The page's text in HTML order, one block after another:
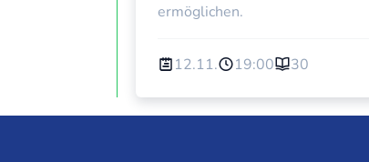
ermöglichen.
12.11. 19:00 30